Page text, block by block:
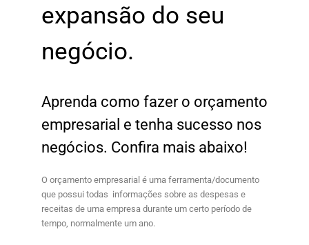
expansão do seu
negócio.
Aprenda como fazer o orçamento
empresarial e tenha sucesso nos
negócios. Confira mais abaixo!
O orçamento empresarial é uma ferramenta/documento
que possui todas informações sobre as despesas e
receitas de uma empresa durante um certo período de
tempo, normalmente um ano.